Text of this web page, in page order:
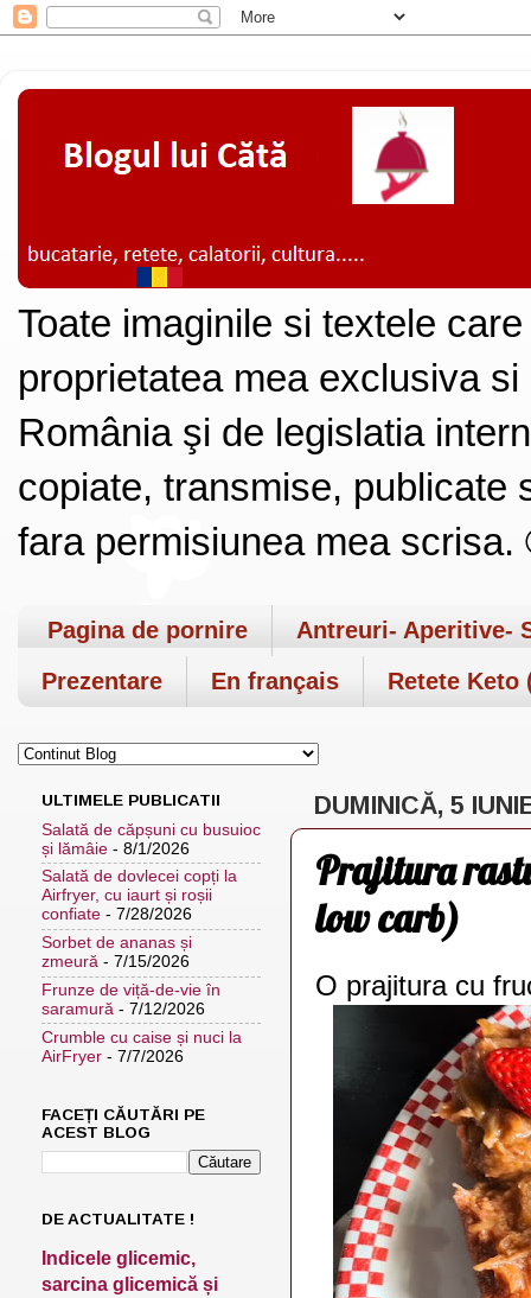
Toate imaginile si textele
proprietatea mea exclusiva
România şi de legislatia
copiate, transmise, publicate
fara permisiunea mea
Pagina de pornire
Antreuri- Aperitive-
Prezentare
En français Retete Keto
DUMINICĂ, 5
Prajitura
low carb)
O prajitura cu
ULTIMELE PUBLICATII
Salată de căpșuni cu busuioc
și lămâie - 8/1/2026
Salată de dovlecei copți la
Airfryer, cu iaurt și roșii
confiate - 7/28/2026
Sorbet de ananas și
zmeură - 7/15/2026
Frunze de viță-de-vie în
saramură - 7/12/2026
Crumble cu caise și nuci la
AirFryer - 7/7/2026
FACEȚI CĂUTĂRI PE
ACEST BLOG
DE ACTUALITATE !
Indicele glicemic,
sarcina glicemică și